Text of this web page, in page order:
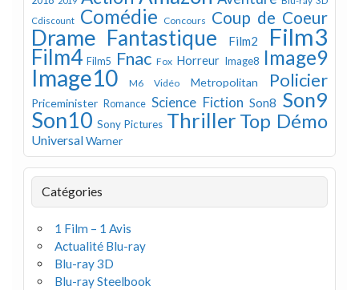
Cdiscount Comédie Concours Coup de Coeur
Drame Fantastique Film2 Film3
Film4 Film5 Fnac Fox Horreur Image8 Image9
Image10 M6 Vidéo Metropolitan Policier
Priceminister Romance Science Fiction Son8 Son9
Son10 Sony Pictures Thriller Top Démo
UniversalWarner
Catégories
1 Film – 1 Avis
Actualité Blu-ray
Blu-ray 3D
Blu-ray Steelbook